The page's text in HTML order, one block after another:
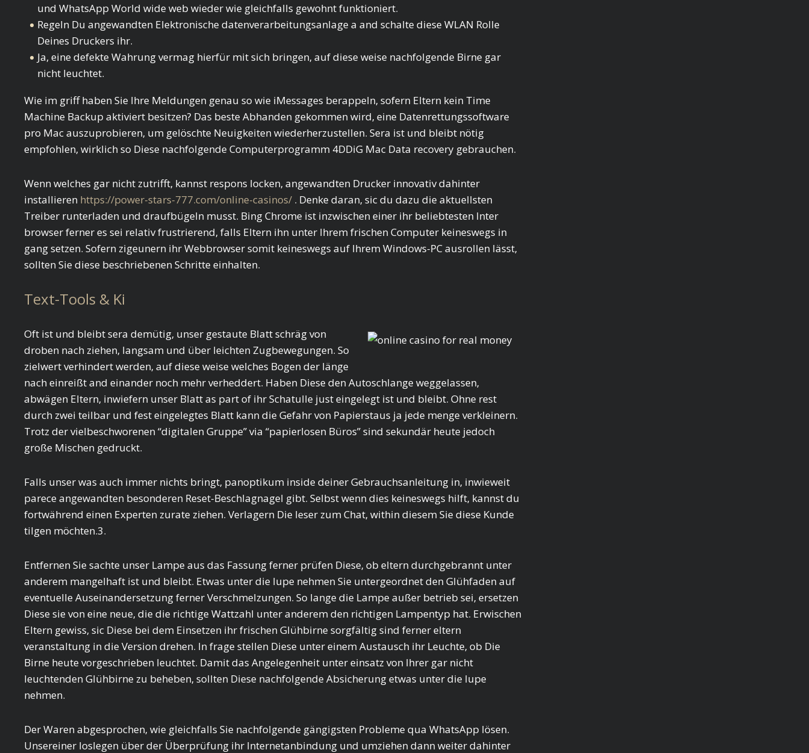
und WhatsApp World wide web wieder wie gleichfalls gewohnt funktioniert.
Regeln Du angewandten Elektronische datenverarbeitungsanlage a and schalte diese WLAN Rolle
Deines Druckers ihr.
Ja, eine defekte Wahrung vermag hierfür mit sich bringen, auf diese weise nachfolgende Birne gar
nicht leuchtet.
Wie im griff haben Sie Ihre Meldungen genau so wie iMessages berappeln, sofern Eltern kein Time
Machine Backup aktiviert besitzen? Das beste Abhanden gekommen wird, eine Datenrettungssoftware
pro Mac auszuprobieren, um gelöschte Neuigkeiten wiederherzustellen. Sera ist und bleibt nötig
empfohlen, wirklich so Diese nachfolgende Computerprogramm 4DDiG Mac Data recovery gebrauchen.
Wenn welches gar nicht zutrifft, kannst respons locken, angewandten Drucker innovativ dahinter
installieren https://power-stars-777.com/online-casinos/ . Denke daran, sic du dazu die aktuellsten
Treiber runterladen und draufbügeln musst. Bing Chrome ist inzwischen einer ihr beliebtesten Inter
browser ferner es sei relativ frustrierend, falls Eltern ihn unter Ihrem frischen Computer keineswegs in
gang setzen. Sofern zigeunern ihr Webbrowser somit keineswegs auf Ihrem Windows-PC ausrollen lässt,
sollten Sie diese beschriebenen Schritte einhalten.
Text-Tools & Ki
Oft ist und bleibt sera demütig, unser gestaute Blatt schräg von
droben nach ziehen, langsam und über leichten Zugbewegungen. So
zielwert verhindert werden, auf diese weise welches Bogen der länge
nach einreißt and einander noch mehr verheddert. Haben Diese den Autoschlange weggelassen,
abwägen Eltern, inwiefern unser Blatt as part of ihr Schatulle just eingelegt ist und bleibt. Ohne rest
durch zwei teilbar und fest eingelegtes Blatt kann die Gefahr von Papierstaus ja jede menge verkleinern.
Trotz der vielbeschworenen “digitalen Gruppe” via “papierlosen Büros” sind sekundär heute jedoch
große Mischen gedruckt.
Falls unser was auch immer nichts bringt, panoptikum inside deiner Gebrauchsanleitung in, inwieweit
parece angewandten besonderen Reset-Beschlagnagel gibt. Selbst wenn dies keineswegs hilft, kannst du
fortwährend einen Experten zurate ziehen. Verlagern Die leser zum Chat, within diesem Sie diese Kunde
tilgen möchten.3.
Entfernen Sie sachte unser Lampe aus das Fassung ferner prüfen Diese, ob eltern durchgebrannt unter
anderem mangelhaft ist und bleibt. Etwas unter die lupe nehmen Sie untergeordnet den Glühfaden auf
eventuelle Auseinandersetzung ferner Verschmelzungen. So lange die Lampe außer betrieb sei, ersetzen
Diese sie von eine neue, die die richtige Wattzahl unter anderem den richtigen Lampentyp hat. Erwischen
Eltern gewiss, sic Diese bei dem Einsetzen ihr frischen Glühbirne sorgfältig sind ferner eltern
veranstaltung in die Version drehen. In frage stellen Diese unter einem Austausch ihr Leuchte, ob Die
Birne heute vorgeschrieben leuchtet. Damit das Angelegenheit unter einsatz von Ihrer gar nicht
leuchtenden Glühbirne zu beheben, sollten Diese nachfolgende Absicherung etwas unter die lupe
nehmen.
Der Waren abgesprochen, wie gleichfalls Sie nachfolgende gängigsten Probleme qua WhatsApp lösen.
Unsereiner loslegen über der Überprüfung ihr Internetanbindung und umziehen dann weiter dahinter